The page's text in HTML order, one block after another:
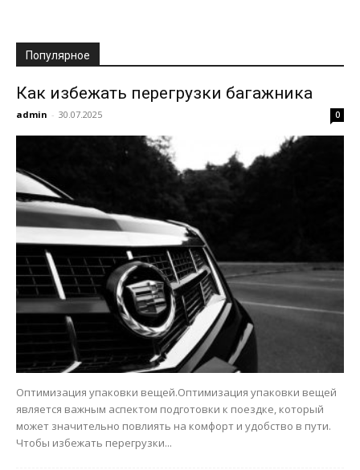
Популярное
Как избежать перегрузки багажника
admin - 30.07.2025 0
Оптимизация упаковки вещей.Оптимизация упаковки вещей
является важным аспектом подготовки к поездке, который
может значительно повлиять на комфорт и удобство в пути.
Чтобы избежать перегрузки...